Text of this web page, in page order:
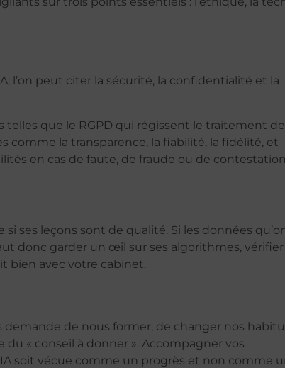
l’on peut citer la sécurité, la confidentialité et la
que le RGPD qui régissent le traitement
comme la transparence, la fiabilité, la fidélité, et
en cas de faute, de fraude ou de
ses leçons sont de qualité. Si les données
donc garder un œil sur ses algorithmes,
bien avec votre cabinet.
demande de nous former, de changer nos
du « conseil à donner ». Accompagner vos
soit vécue comme un progrès et non comme